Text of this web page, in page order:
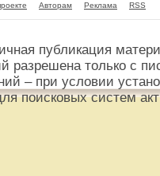
Авторам Реклама RSS
публикация
разрешена только с
– при условии
поисковых систем